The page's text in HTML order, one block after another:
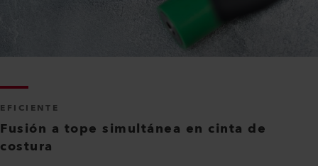
EFICIENTE
Fusión a tope simultánea en cinta de
costura